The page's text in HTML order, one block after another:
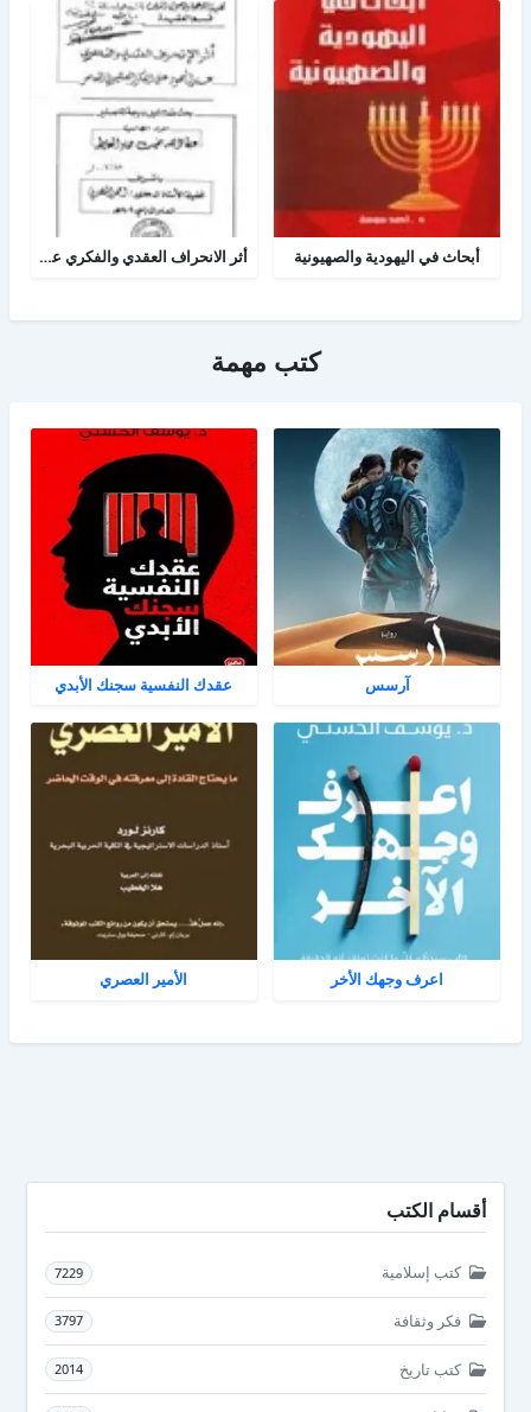
أبحاث في اليهودية والصهيونية أثر الانحراف العقدي والفكري عند اليهود على الفكر الصهيوني المعاصر
كتب مهمة
آرسس عقدك النفسية سجنك الأبدي
اعرف وجهك الأخر الأمير العصري
أقسام الكتب
كتب إسلامية 7229
فكر وثقافة 3797
كتب تاريخ 2014